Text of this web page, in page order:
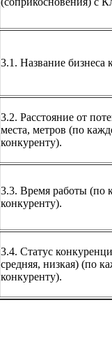
3.1. Название бизнеса
3.2. Расстояние от
места, метров (по
конкуренту).
3.3. Время работы (по
конкуренту).
3.4. Статус
средняя, низкая) (по
конкуренту).